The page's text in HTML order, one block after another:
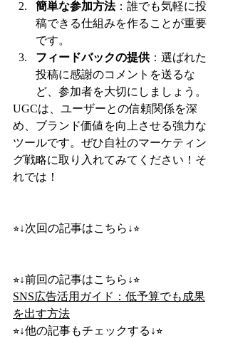
簡単な参加方法：誰でも気軽に投
稿できる仕組みを作ることが重要
です。
フィードバックの提供：選ばれた
投稿に感謝のコメントを送るな
ど、参加者を大切にしましょう。
UGCは、ユーザーとの信頼関係を深
め、ブランド価値を向上させる強力な
ツールです。ぜひ自社のマーケティン
グ戦略に取り入れてみてください！そ
れでは！
⭐︎↓次回の記事はこちら↓⭐︎
⭐︎↓前回の記事はこちら↓⭐︎
SNS広告活用ガイド：低予算でも成果
を出す方法
⭐︎↓他の記事もチェックする↓⭐︎